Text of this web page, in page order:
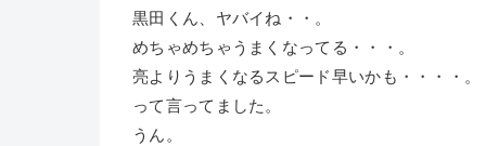
黒田くん、ヤバイね・・。
めちゃめちゃうまくなってる・・・。
亮よりうまくなるスピード早いかも・・・・。
って言ってました。
うん。